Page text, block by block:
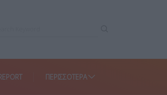
ΠΕΡΙΣΣΌΤΕΡΑ